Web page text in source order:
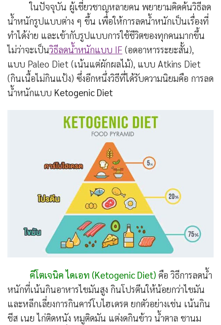
ในปัจจุบัน ผู้เชี่ยวชาญหลายคน พยายามคิดค้นวิธีลด
น้ำหนักรูปแบบต่าง ๆ ขึ้น เพื่อให้การลดน้ำหนักเป็นเรื่องที่
ทำได้ง่าย และเข้ากับรูปแบบการใช้ชีวิตของทุกคนมากขึ้น
ไม่ว่าจะเป็นวิธีลดน้ำหนักแบบ IF (อดอาหารระยะสั้น),
แบบ Paleo Diet (เน้นแต่ผักผลไม้), แบบ Atkins Diet
(กินเนื้อไม่กินแป้ง) ซึ่งอีกหนึ่งวิธีที่ได้รับความนิยมคือ การลด
น้ำหนักแบบ Ketogenic Diet
คีโตเจนิค ไดเอท (Ketogenic Diet) คือ วิธีการลดน้ำ
หนักที่เน้นกินอาหารไขมันสูง กินโปรตีนให้น้อยกว่าไขมัน
และหลีกเลี่ยงการกินคาร์โบไฮเดรต ยกตัวอย่างเช่น เน้นกิน
ชีส เนย ไก่ติดหนัง หมูติดมัน แต่งดกินข้าว น้ำตาล ชานม